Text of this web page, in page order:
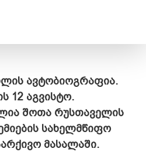
ავტობიოგრაფია.
12 აგვისტო.
შოთა რუსთაველის
სახელმწიფო
მასალაში.